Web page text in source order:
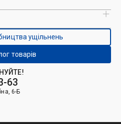
63
6-Б
ущільнень
товарів